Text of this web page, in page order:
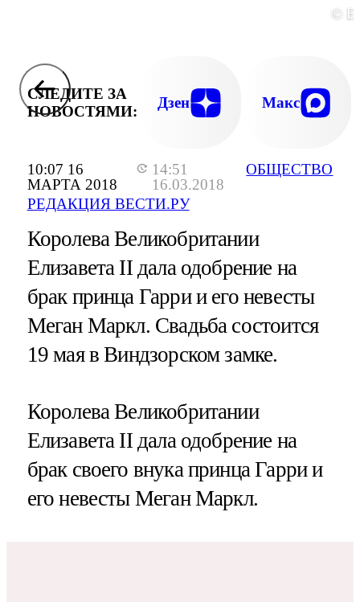
10:07 16
МАРТА 2018
14:51
16.03.2018
РЕДАКЦИЯ ВЕСТИ.РУ
ОБЩЕСТВО
©
СЛЕДИТЕ ЗА
НОВОСТЯМИ:
Дзен Макс
Королева Великобритании
Елизавета II дала одобрение на
брак принца Гарри и его невесты
Меган Маркл. Свадьба состоится
19 мая в Виндзорском замке.
Королева Великобритании
Елизавета II дала одобрение на
брак своего внука принца Гарри и
его невесты Меган Маркл.